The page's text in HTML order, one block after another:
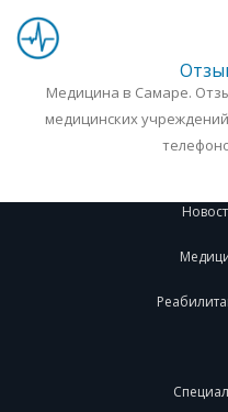
Медицина в Самаре.
медицинских